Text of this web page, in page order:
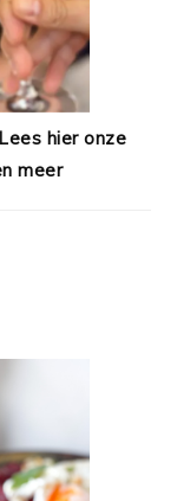
hier onze
meer